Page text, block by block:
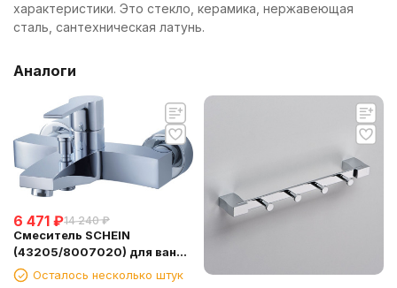
характеристики. Это стекло, керамика, нержавеющая
сталь, сантехническая латунь.
Аналоги
6 471 ₽14 240 ₽
Смеситель SCHEIN
(43205/8007020) для ванны
с лейкой
Осталось несколько штук